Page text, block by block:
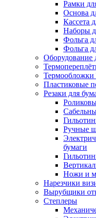
Рамки
Основа
Кассета
Наборы
Фольга
Фольга
Оборудование
Пластиковые
Резаки для
Ручные
бумаги
Ножи и
Нарезчики
Вырубщики
Степлеры